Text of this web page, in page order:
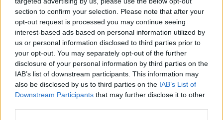
section to confirm your selection. Please note that after your
opt-out request is processed you may continue seeing
interest-based ads based on personal information utilized by
us or personal information disclosed to third parties prior to
your opt-out. You may separately opt-out of the further
disclosure of your personal information by third parties on the
IAB’s list of downstream participants. This information may
also be disclosed by us to third parties on the IAB’s List of
Downstream Participants that may further disclose it to other
dens betydning for livet på Jorden og vores plads i
universet. Med Sol26 vil vi give danskerne en
fælles oplevelse – og inspirere til ny viden og
nysgerrighed på naturvidenskab, siger Tina Ibsen,
der er astrofysiker og en af initiativtagerne til
Sol26.
Herunder får man et overblik over, hvornår
skoledag
Lokalredaktionen
Følg os på Discover
08. august 2026 kl. 10.00
NORDJYLLAND: Butiksansatte i JYSK Danmark kan
fra i år få fri med løn, når deres barn begynder i 0.